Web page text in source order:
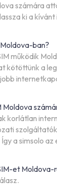
számára
ki a
ban?
működik
kötöttünk a
Moldova
korlátlan
a simsolo az
et Moldova-